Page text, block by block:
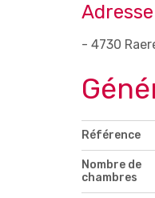
Adresse
- 4730
Référence
Nombre de
chambres